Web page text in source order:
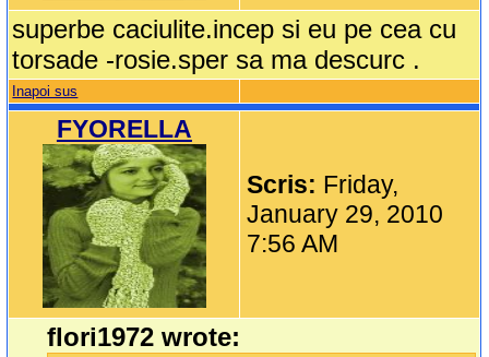
superbe caciulite.incep si eu pe cea cu
torsade -rosie.sper sa ma descurc .
Inapoi sus
FYORELLA
Scris: Friday,
January 29, 2010
7:56 AM
flori1972 wrote: